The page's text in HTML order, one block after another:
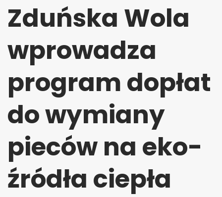
Zduńska Wola
wprowadza
program dopłat
do wymiany
pieców na eko-
źródła ciepła